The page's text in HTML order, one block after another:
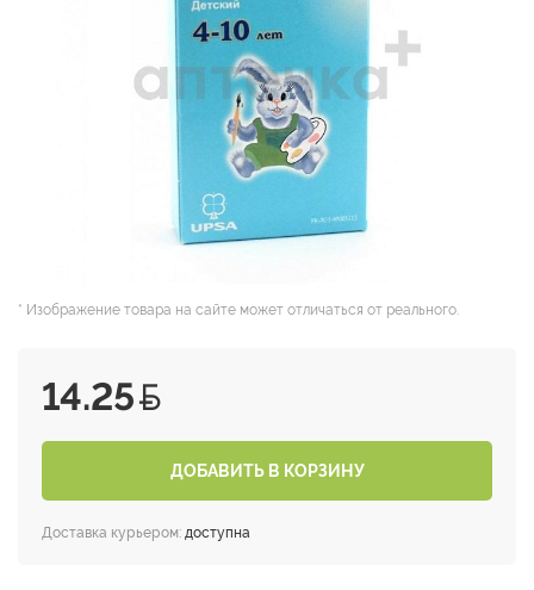
* Изображение товара на сайте может отличаться от реального.
14.25
ДОБАВИТЬ В КОРЗИНУ
Доставка курьером: доступна